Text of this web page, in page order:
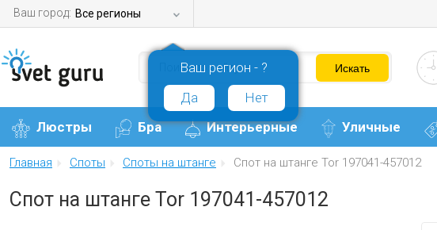
Ваш город: Все регионы
Ваш регион - ?
Да
Нет
Люстры Бра Интерьерные Уличные
Главная Споты Споты на штанге Спот на штанге Tor 197041-457012
Спот на штанге Tor 197041-457012